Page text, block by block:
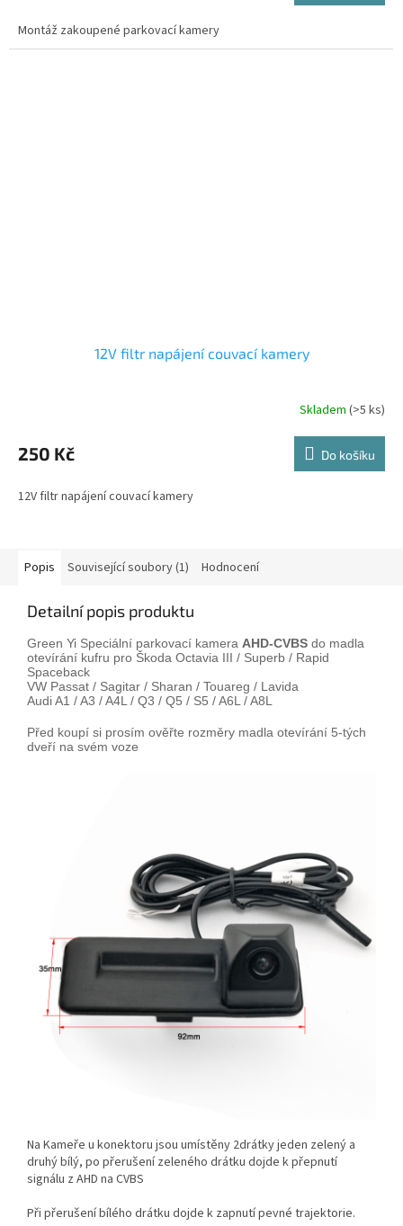
Montáž zakoupené parkovací kamery
12V filtr napájení couvací kamery
Skladem (>5 ks)
250 Kč Do košíku
12V filtr napájení couvací kamery
Popis Související soubory (1) Hodnocení
Detailní popis produktu
Green Yi Speciální parkovací kamera AHD-CVBS do madla
otevírání kufru pro Škoda Octavia III / Superb / Rapid
Spaceback
VW Passat / Sagitar / Sharan / Touareg / Lavida
Audi A1 / A3 / A4L / Q3 / Q5 / S5 / A6L / A8L
Před koupí si prosím ověřte rozměry madla otevírání 5-tých
dveří na svém voze
Na Kameře u konektoru jsou umístěny 2drátky jeden zelený a
druhý bílý, po přerušení zeleného drátku dojde k přepnutí
signálu z AHD na CVBS
Při přerušení bílého drátku dojde k zapnutí pevné trajektorie.